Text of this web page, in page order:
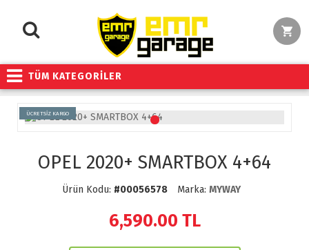
TÜM KATEGORİLER
ÜCRETSİZ KARGO
OPEL 2020+ SMARTBOX 4+64
Ürün Kodu: #00056578 Marka: MYWAY
6,590.00 TL